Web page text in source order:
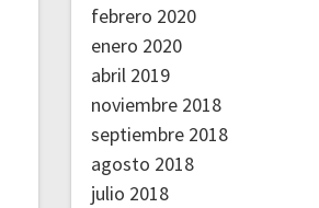
febrero 2020
enero 2020
abril 2019
noviembre 2018
septiembre 2018
agosto 2018
julio 2018